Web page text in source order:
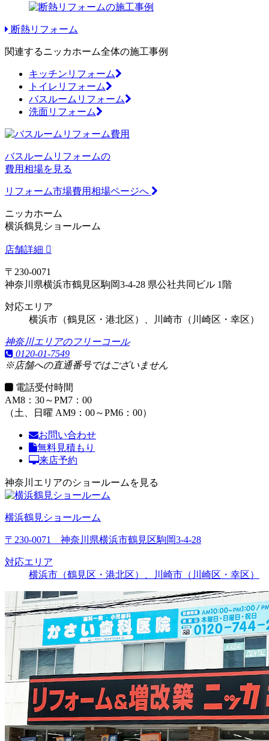
断熱リフォーム
関連するニッカホーム全体の施工事例
キッチンリフォーム
トイレリフォーム
バスルームリフォーム
洗面リフォーム
バスルームリフォームの
費用相場を見る
リフォーム市場費用相場ページへ
ニッカホーム
横浜鶴見ショールーム
店舗詳細
〒230-0071
神奈川県横浜市鶴見区駒岡3-4-28 県公社共同ビル 1階
対応エリア
横浜市（鶴見区・港北区）、川崎市（川崎区・幸区）
神奈川エリアのフリーコール
0120-01-7549
※店舗への直通番号ではございません
電話受付時間
AM8：30～PM7：00
（土、日曜 AM9：00～PM6：00）
お問い合わせ
無料見積もり
来店予約
神奈川エリアのショールームを見る
横浜鶴見ショールーム
〒230-0071 神奈川県横浜市鶴見区駒岡3-4-28
対応エリア
横浜市（鶴見区・港北区）、川崎市（川崎区・幸区）